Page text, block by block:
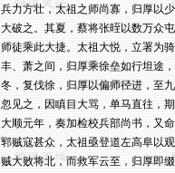
兵力方壮，太祖之师尚寡，归厚以
大破之。其夏，蔡将张晊以数万众
师徒乘此大捷。太祖大悦，立署为
丰、萧之间，归厚乘徐垒如行坦途
冬，复伐徐，归厚以偏师径进，至
忽见之，因瞋目大骂，单马直往，
大顺元年，奏加检校兵部尚书，又
郓贼寇甚众，太祖亟登道左高阜以
贼大败将北，而救军云至，归厚即